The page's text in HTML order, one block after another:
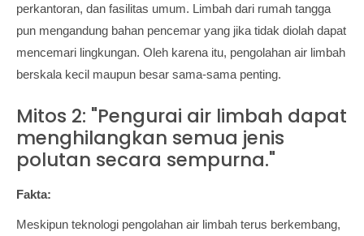
perkantoran, dan fasilitas umum. Limbah dari rumah tangga
pun mengandung bahan pencemar yang jika tidak diolah dapat
mencemari lingkungan. Oleh karena itu, pengolahan air limbah
berskala kecil maupun besar sama-sama penting.
Mitos 2: "Pengurai air limbah dapat
menghilangkan semua jenis
polutan secara sempurna."
Fakta:
Meskipun teknologi pengolahan air limbah terus berkembang,